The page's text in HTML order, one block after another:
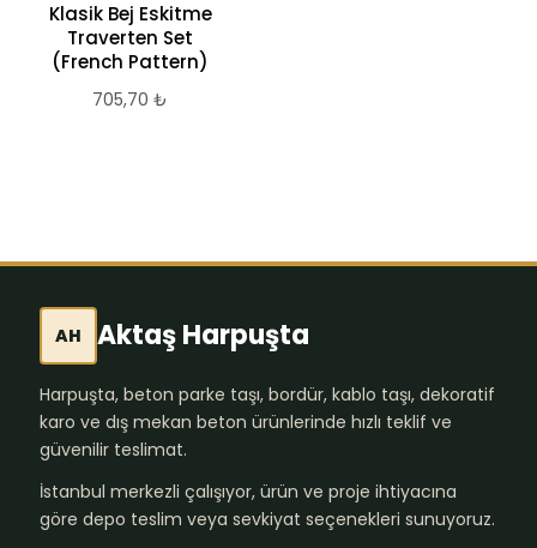
Klasik Bej Eskitme
Traverten Set
(French Pattern)
705,70 ₺
AH Aktaş Harpuşta
Harpuşta, beton parke taşı, bordür, kablo taşı, dekoratif
karo ve dış mekan beton ürünlerinde hızlı teklif ve
güvenilir teslimat.
İstanbul merkezli çalışıyor, ürün ve proje ihtiyacına
göre depo teslim veya sevkiyat seçenekleri sunuyoruz.